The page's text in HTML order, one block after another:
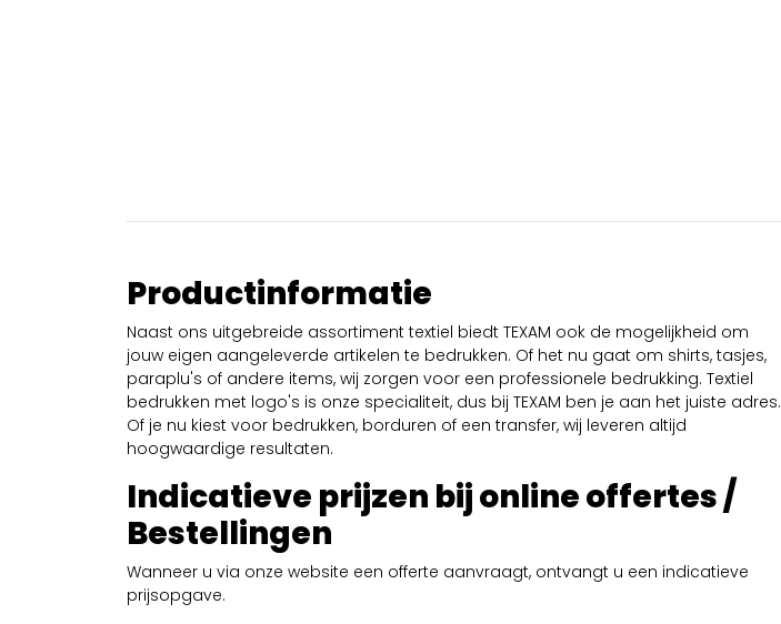
Productinformatie
Naast ons uitgebreide assortiment textiel biedt TEXAM ook de mogelijkheid om
jouw eigen aangeleverde artikelen te bedrukken. Of het nu gaat om shirts, tasjes,
paraplu's of andere items, wij zorgen voor een professionele bedrukking. Textiel
bedrukken met logo's is onze specialiteit, dus bij TEXAM ben je aan het juiste adres.
Of je nu kiest voor bedrukken, borduren of een transfer, wij leveren altijd
hoogwaardige resultaten.
Indicatieve prijzen bij online offertes /
Bestellingen
Wanneer u via onze website een offerte aanvraagt, ontvangt u een indicatieve
prijsopgave.